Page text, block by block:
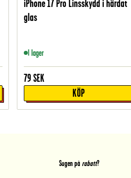
iPhone 17 Pro Linsskydd i härdat
glas
I lager
79 SEK
KÖP
Sugen på rabatt?